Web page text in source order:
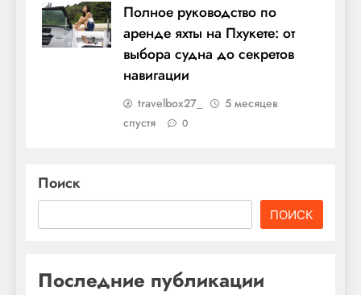
Полное руководство по
аренде яхты на Пхукете: от
выбора судна до секретов
навигации
travelbox27_
5 месяцев
спустя
0
Поиск
ПОИСК
Последние публикации